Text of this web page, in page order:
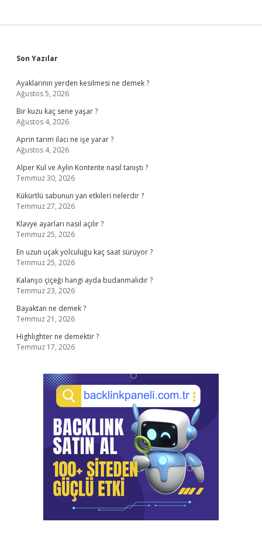
Sidebar
Son Yazılar
Ayaklarının yerden kesilmesi ne demek ?
Ağustos 5, 2026
Bir kuzu kaç sene yaşar ?
Ağustos 4, 2026
Aprin tarım ilacı ne işe yarar ?
Ağustos 4, 2026
Alper Kul ve Aylin Kontente nasıl tanıştı ?
Temmuz 30, 2026
Kükürtlü sabunun yan etkileri nelerdir ?
Temmuz 27, 2026
Klavye ayarları nasıl açılır ?
Temmuz 25, 2026
En uzun uçak yolculuğu kaç saat sürüyor ?
Temmuz 25, 2026
Kalanşo çiçeği hangi ayda budanmalıdır ?
Temmuz 23, 2026
Bayaktan ne demek ?
Temmuz 21, 2026
Highlighter ne demektir ?
Temmuz 17, 2026